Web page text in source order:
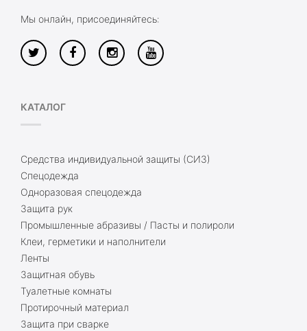
Мы онлайн, присоединяйтесь:
КАТАЛОГ
Средства индивидуальной защиты (СИЗ)
Спецодежда
Одноразовая спецодежда
Защита рук
Промышленные абразивы / Пасты и полироли
Клеи, герметики и наполнители
Ленты
Защитная обувь
Туалетные комнаты
Протирочный материал
Защита при сварке